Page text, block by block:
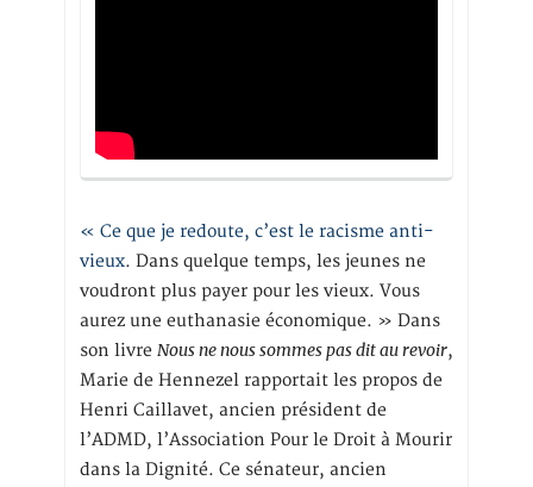
« Ce que je redoute, c’est le racisme anti-
vieux. Dans quelque temps, les jeunes ne
voudront plus payer pour les vieux. Vous
aurez une euthanasie économique. » Dans
son livre Nous ne nous sommes pas dit au revoir,
Marie de Hennezel rapportait les propos de
Henri Caillavet, ancien président de
l’ADMD, l’Association Pour le Droit à Mourir
dans la Dignité. Ce sénateur, ancien